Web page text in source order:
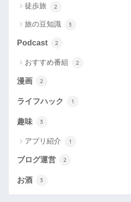
徒歩旅 2
旅の豆知識 3
Podcast 2
おすすめ番組 2
漫画 2
ライフハック 1
趣味 3
アプリ紹介 1
ブログ運営 2
お酒 3